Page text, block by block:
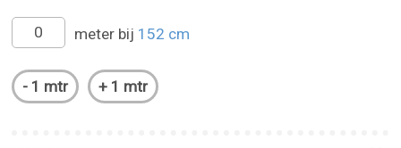
meter bij 152 cm